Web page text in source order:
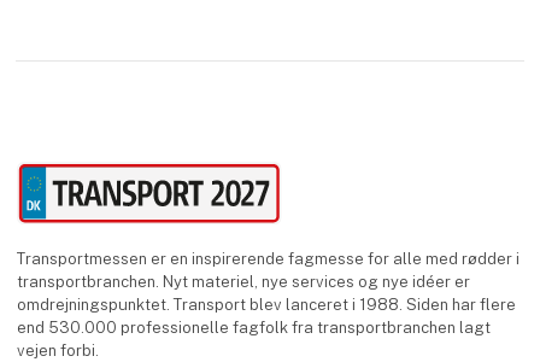
Transportmessen er en inspirerende fagmesse for alle med rødder i
transportbranchen. Nyt materiel, nye services og nye idéer er
omdrejningspunktet. Transport blev lanceret i 1988. Siden har flere
end 530.000 professionelle fagfolk fra transportbranchen lagt
vejen forbi.